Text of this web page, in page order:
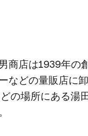
商店は​1939年の​
などの​量販店に​
の​場所に​ある​湯